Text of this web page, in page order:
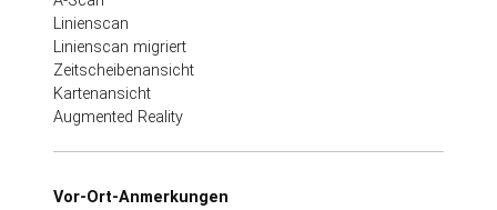
Linienscan
Linienscan migriert
Zeitscheibenansicht
Kartenansicht
Augmented Reality
Vor-Ort-Anmerkungen